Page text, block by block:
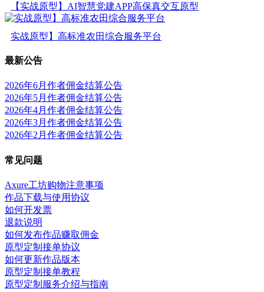
【实战原型】AI智慧党建APP高保真交互原型
实战原型】高标准农田综合服务平台
最新公告
2026年6月作者佣金结算公告
2026年5月作者佣金结算公告
2026年4月作者佣金结算公告
2026年3月作者佣金结算公告
2026年2月作者佣金结算公告
常见问题
Axure工坊购物注意事项
作品下载与使用协议
如何开发票
退款说明
如何发布作品赚取佣金
原型定制接单协议
如何更新作品版本
原型定制接单教程
原型定制服务介绍与指南